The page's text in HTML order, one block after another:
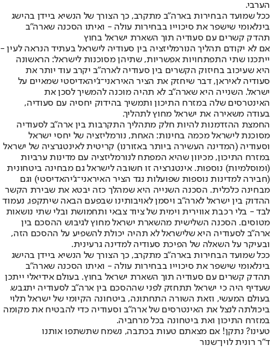
הערבי.
ככל שמועד הבחירות בארה"ב מתקרב, כך הצורך של הנשיא ביידן בהישג
בינלאומי שישפר את סיכוייו בבחירות עולה - ואיתו הסכנה שארה"ב
תהדק קשרים עם סעודיה תוך השארת ישראל בחוץ
אם לא יקודם תהליך הנורמליזציה בין סעודיה לישראל בעתיד הנראה לעין -
ייתכנו שתי התפתחויות אפשריות, שתיהן מסוכנות לישראל: הראשונה
היא שעיכוב בחיזוק הקשרים בין סעודיה לארה"ב יקרב עוד יותר את
סעודיה לאיראן, דבר שיחזק את הציר האיראני־ג'יהאדיסטי שמאיים על
ישראל. השנייה היא שארה"ב לא תהיה מוכנה להמשיך לסכן את
האינטרסים שלה במזרח התיכון ותמשיך בהידוק יחסיה עם סעודיה,
בעודה משאירה את ישראל מחוץ לתהליך.
החמצת ההזדמנות להיות חלק מתהליך התקרבות בין ארה"ב לסעודיה
מסוכנת לישראל מכמה בחינות: האחת, נורמליזציה של יחסי ישראל
וסעודיה (המדינה העשירה ביותר באזורנו) קריטית לאינטגרציה של ישראל
במזרח התיכון, מכיוון שהיא המפתח לנורמליזציה עם מדינות ערביות
(ומוסלמיות) נוספות. אינטגרציה זו חשובה לישראל גם מבחינה ביטחונית
(חבירה למדינות נוספות שפועלות נגד הציר האיראני־ג'יהאדיסטי) וגם
מבחינה כלכלית. הסכנה השנייה היא שמהלך כזה יבטא את שבירת הקשר
ההדוק בין ישראל לארה"ב ויסמן לאויבותינו שבפעם הבאה שיתקפו, נעמוד
לבד - בלי רכבת אווירית וימית של ציוד צבאי ותחמושת ובלי שתי נושאות
מטוסים. הסכנה השלישית מהשארת ישראל מחוץ לגיבוש ההסכם בין
ארה"ב לסעודיה היא שלישראל לא תהיה יכולת להשפיע על ההסכם הזה,
ובעיקר על השאלה של הפיכת סעודיה למדינה גרעינית.
ככל שמועד הבחירות בארה"ב מתקרב, כך הצורך של הנשיא ביידן בהישג
בינלאומי שישפר את סיכוייו בבחירות עולה - ואיתו הסכנה שארה"ב
תהדק קשרים עם סעודיה תוך השארת ישראל בחוץ. בעולם אידיאלי ייתכן
שעדיף היה כי ישראל תתחזק לפני שההסכם בין ארה"ב לסעודיה יתגבש.
בעולם המעשי, וזאת השורה התחתונה, ביטחונה הקיומי של ישראל תלוי
ביכולתה לנצל את האינטרסים של ארה"ב וסעודיה כדי להבטיח את מקומה
במזרח התיכון ואת ביטחונה בכל מרחביה.
טעינו? נתקן! אם מצאתם טעות בכתבה, נשמח שתשתפו אותנו
ד"ר רונית לוין־שנור